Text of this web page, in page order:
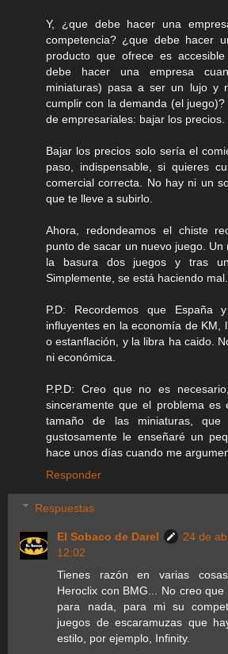
Y, ¿que debe hacer una
competencia? ¿que debe hacer
producto que ofrece es
debe hacer una empresa
miniaturas) pasa a ser un lujo y
cumplir con la demanda (el
de empresariales: bajar los precios.
Bajar los precios solo sería el
paso, indispensable, si quieres
comercial correcta. No hay ni un
que te lleve a subirlo.
Ahora, redondeamos el chiste
punto de sacar un nuevo juego.
la basura dos juegos y tras
Simplemente, se está haciendo mal.
P.D: Recordemos que España
influyentes en la economía de KM,
o estanflación, y la libra ha caido.
ni económica.
P.P.D: Creo que no es
sinceramente que el problema
tamaño de las miniaturas,
gustosamente le enseñaré un
hace unos días cuando me
Responder
Respuestas
El Sobaco de Darel
24 de
12:02
Tienes razón en varias
Heroclix con BMG... No creo
para nada, para mi su
juegos de escaramuzas que
estilo, por ejemplo, Infinity.